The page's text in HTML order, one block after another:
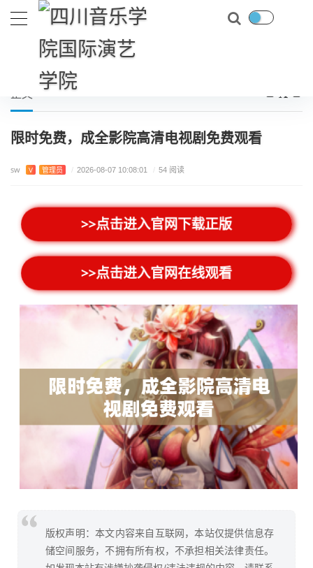
当前位置： 首页 游戏测评
正文
限时免费，成全影院高清电视剧免费观看
sw V 管理员 / 2026-08-07 10:08:01 / 54 阅读
>>点击进入官网下载正版
>>点击进入官网在线观看
版权声明：本文内容来自互联网，本站仅提供信息存
储空间服务，不拥有所有权，不承担相关法律责任。